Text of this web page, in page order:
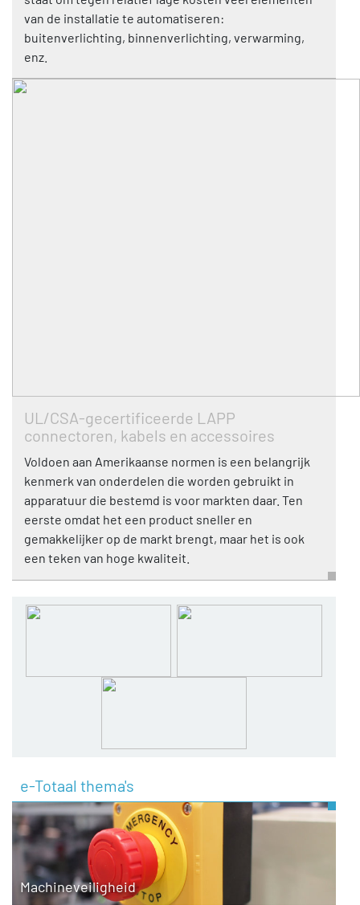
van de installatie te automatiseren:
buitenverlichting, binnenverlichting, verwarming,
enz.
UL/CSA-gecertificeerde LAPP
connectoren, kabels en accessoires
Voldoen aan Amerikaanse normen is een belangrijk
kenmerk van onderdelen die worden gebruikt in
apparatuur die bestemd is voor markten daar. Ten
eerste omdat het een product sneller en
gemakkelijker op de markt brengt, maar het is ook
een teken van hoge kwaliteit.
e-Totaal thema's
Machineveiligheid